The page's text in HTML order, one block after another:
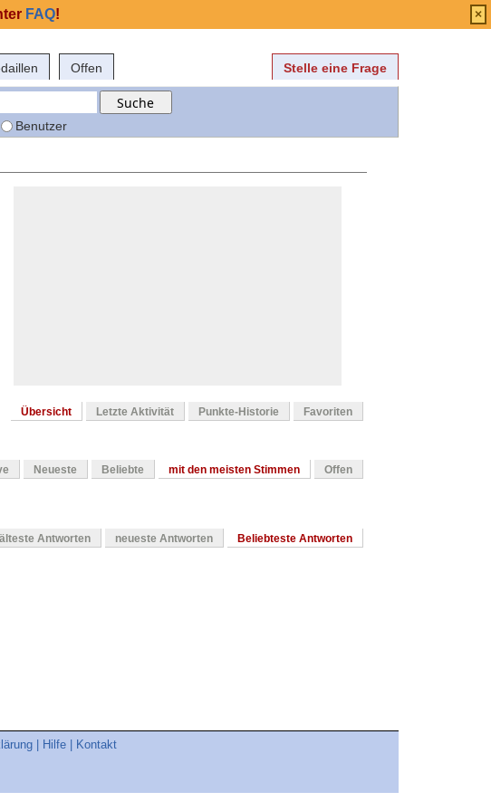
Offen Stelle eine Frage
Benutzer
Übersicht Letzte Aktivität Punkte-Historie Favoriten
Neueste Beliebte mit den meisten Stimmen Offen
älteste Antworten neueste Antworten Beliebteste Antworten
Hilfe Kontakt
FAQ! ×